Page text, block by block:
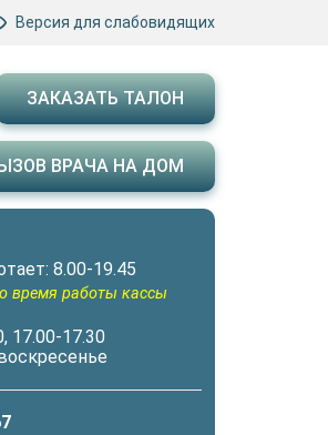
Версия для слабовидящих
ЗАКАЗАТЬ ТАЛОН
ВРАЧА НА ДОМ
8.00-19.45
время работы кассы
17.00-17.30